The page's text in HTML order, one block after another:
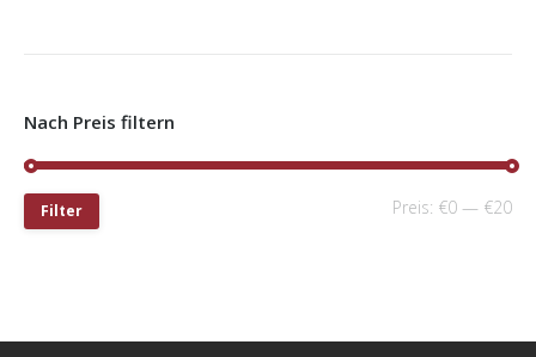
Nach Preis filtern
Filter Preis: €0 — €20